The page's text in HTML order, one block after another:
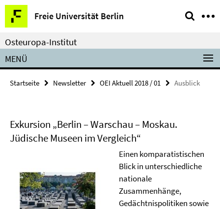
Springe
direkt
zu
Inhalt
Freie Universität Berlin
Service-
Navigation
Osteuropa-Institut
MENÜ
Startseite Newsletter OEI Aktuell 2018 / 01 Ausblick
Exkursion „Berlin – Warschau – Moskau.
Jüdische Museen im Vergleich“
Einen komparatistischen
Blick in unterschiedliche
nationale
Zusammenhänge,
Gedächtnispolitiken sowie